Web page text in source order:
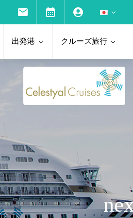
出発港 クルーズ旅行